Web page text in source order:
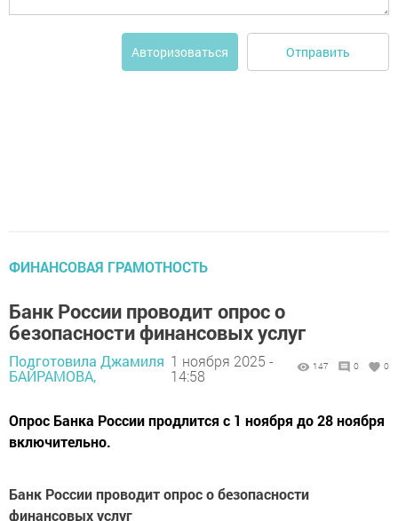
Авторизоваться Отправить
ФИНАНСОВАЯ ГРАМОТНОСТЬ
Банк России проводит опрос о
безопасности финансовых услуг
Подготовила Джамиля
БАЙРАМОВА,
1 ноября 2025 -
14:58
147 0 0
Опрос Банка России продлится с 1 ноября до 28 ноября
включительно.
Банк России проводит опрос о безопасности
финансовых услуг